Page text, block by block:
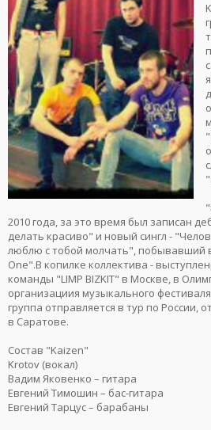
2010 года, за это время был записан
делать красиво" и новый сингл -
люблю с тобой молчать", побывавший
One".В копилке коллектива -
команды "LIMP BIZKIT" в Москве, в
организациия музыкального
группа отправляется в тур по России,
в Саратове.
Состав "Kaizen"
Krotov (вокал)
Вадим Яковенко – гитара
Евгений Тимошин – бас-гитара
Евгений Тарцус – барабаны